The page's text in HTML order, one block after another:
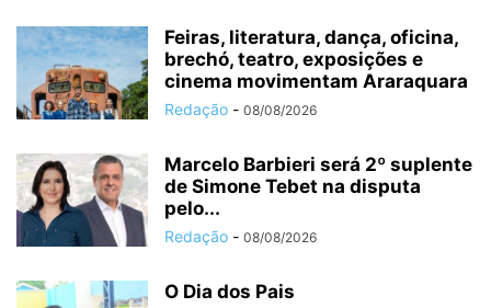
Feiras, literatura, dança, oficina,
brechó, teatro, exposições e
cinema movimentam Araraquara
Redação - 08/08/2026
Marcelo Barbieri será 2º suplente
de Simone Tebet na disputa
pelo...
Redação - 08/08/2026
O Dia dos Pais